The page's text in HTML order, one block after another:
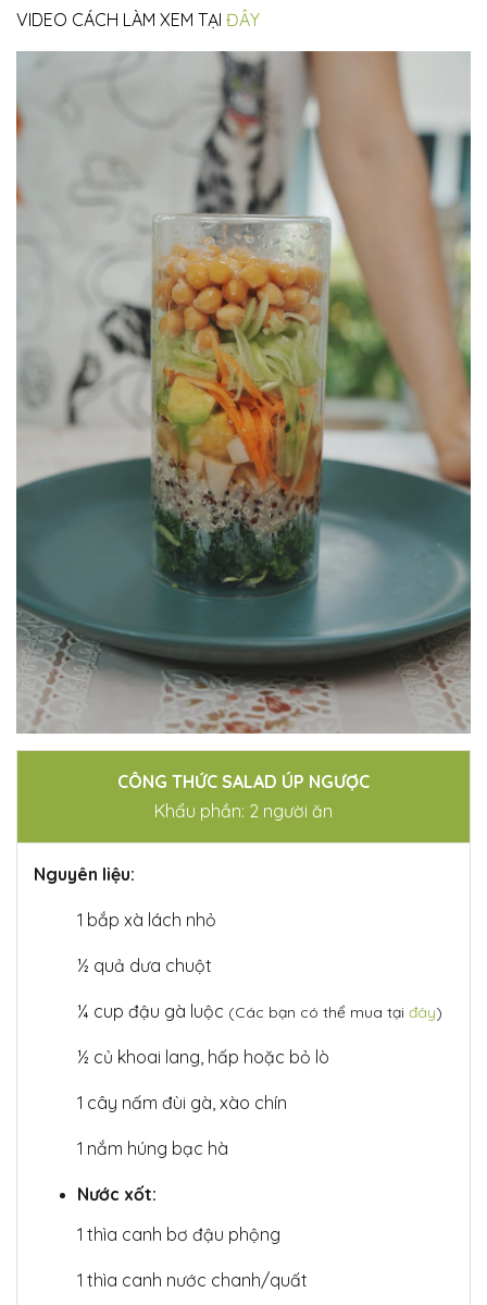
VIDEO CÁCH LÀM XEM TẠI ĐÂY
CÔNG THỨC SALAD ÚP NGƯỢC
Khẩu phần: 2 người ăn
Nguyên liệu:
1 bắp xà lách nhỏ
½ quả dưa chuột
¼ cup đậu gà luộc (Các bạn có thể mua tại đây)
½ củ khoai lang, hấp hoặc bỏ lò
1 cây nấm đùi gà, xào chín
1 nắm húng bạc hà
Nước xốt:
1 thìa canh bơ đậu phộng
1 thìa canh nước chanh/quất